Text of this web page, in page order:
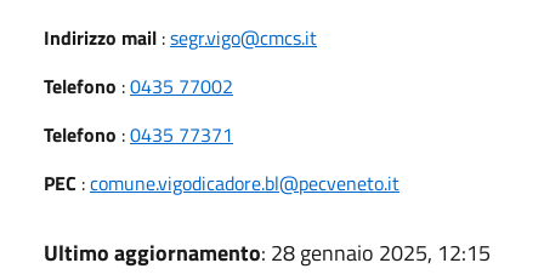
Indirizzo mail :segr.vigo@cmcs.it
Telefono :0435 77002
Telefono :0435 77371
PEC :comune.vigodicadore.bl@pecveneto.it
Ultimo aggiornamento: 28 gennaio 2025, 12:15